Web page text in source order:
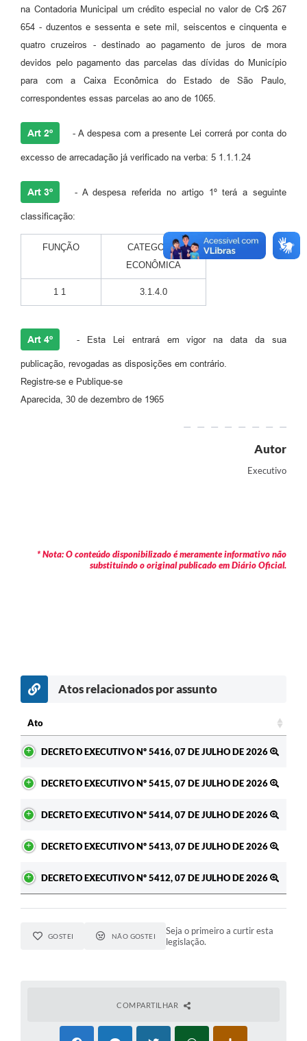
Contas Públicas
Editais
Telefones Úteis
Jornal
Agenda
Contato
na Contadoria Municipal um crédito especial no valor de Cr$ 267
654 - duzentos e sessenta e sete mil, seiscentos e cinquenta e
quatro cruzeiros - destinado ao pagamento de juros de mora
devidos pelo pagamento das parcelas das dívidas do Município
para com a Caixa Econômica do Estado de São Paulo,
correspondentes essas parcelas ao ano de 1065.
Art 2º - A despesa com a presente Lei correrá por conta do
excesso de arrecadação já verificado na verba: 5 1.1.1.24
Art 3º - A despesa referida no artigo 1º terá a seguinte
classificação:
FUNÇÃO
CATEGORIA
ECONÔMICA
1 1 3.1.4.0
Art 4º - Esta Lei entrará em vigor na data da sua
publicação, revogadas as disposições em contrário.
Registre-se e Publique-se
Aparecida, 30 de dezembro de 1965
Autor
Executivo
* Nota: O conteúdo disponibilizado é meramente informativo não
substituindo o original publicado em Diário Oficial.
Atos relacionados por assunto
Ato
DECRETO EXECUTIVO Nº 5416, 07 DE JULHO DE 2026
DECRETO EXECUTIVO Nº 5415, 07 DE JULHO DE 2026
DECRETO EXECUTIVO Nº 5414, 07 DE JULHO DE 2026
DECRETO EXECUTIVO Nº 5413, 07 DE JULHO DE 2026
DECRETO EXECUTIVO Nº 5412, 07 DE JULHO DE 2026
GOSTEI NÃO GOSTEI
Seja o primeiro a curtir esta
legislação.
COMPARTILHAR